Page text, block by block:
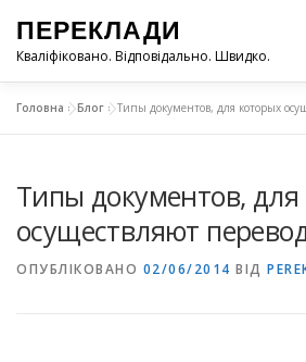
вмісту
ПЕРЕКЛАДИ
Кваліфіковано. Відповідально. Швидко.
ПОСЛУГИ ЦІНА
Головна »Блог »Типы документов, для которых
Типы документов,
осуществляют
ОПУБЛІКОВАНО 02/06/2014 ВІД